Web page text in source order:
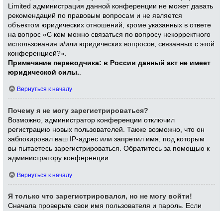
Limited администрация данной конференции не может давать
рекомендаций по правовым вопросам и не является
объектом юридических отношений, кроме указанных в ответе
на вопрос «С кем можно связаться по вопросу некорректного
использования и/или юридических вопросов, связанных с этой
конференцией?».
Примечание переводчика: в России данный акт не имеет
юридической силы.
Вернуться к началу
Почему я не могу зарегистрироваться?
Возможно, администратор конференции отключил
регистрацию новых пользователей. Также возможно, что он
заблокировал ваш IP-адрес или запретил имя, под которым
вы пытаетесь зарегистрироваться. Обратитесь за помощью к
администратору конференции.
Вернуться к началу
Я только что зарегистрировался, но не могу войти!
Сначала проверьте свои имя пользователя и пароль. Если